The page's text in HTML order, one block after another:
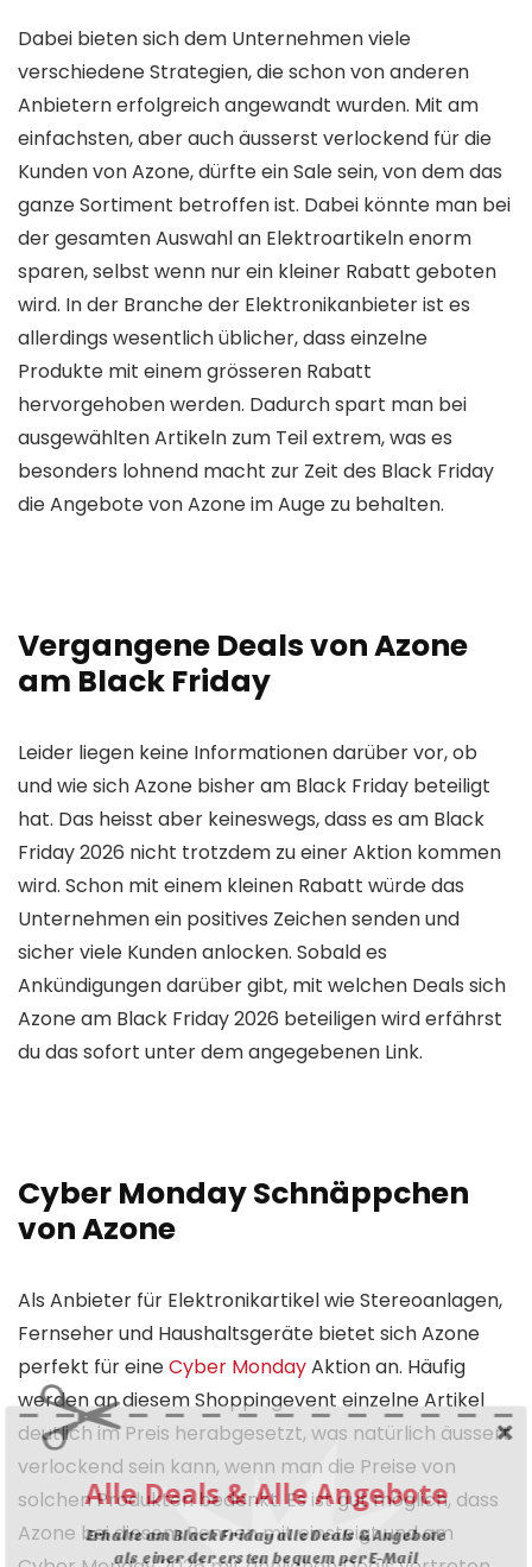
Dabei bieten sich dem Unternehmen viele
verschiedene Strategien, die schon von anderen
Anbietern erfolgreich angewandt wurden. Mit am
einfachsten, aber auch äusserst verlockend für die
Kunden von Azone, dürfte ein Sale sein, von dem das
ganze Sortiment betroffen ist. Dabei könnte man bei
der gesamten Auswahl an Elektroartikeln enorm
sparen, selbst wenn nur ein kleiner Rabatt geboten
wird. In der Branche der Elektronikanbieter ist es
allerdings wesentlich üblicher, dass einzelne
Produkte mit einem grösseren Rabatt
hervorgehoben werden. Dadurch spart man bei
ausgewählten Artikeln zum Teil extrem, was es
besonders lohnend macht zur Zeit des Black Friday
die Angebote von Azone im Auge zu behalten.
Vergangene Deals von Azone
am Black Friday
Leider liegen keine Informationen darüber vor, ob
und wie sich Azone bisher am Black Friday beteiligt
hat. Das heisst aber keineswegs, dass es am Black
Friday 2026 nicht trotzdem zu einer Aktion kommen
wird. Schon mit einem kleinen Rabatt würde das
Unternehmen ein positives Zeichen senden und
sicher viele Kunden anlocken. Sobald es
Ankündigungen darüber gibt, mit welchen Deals sich
Azone am Black Friday 2026 beteiligen wird erfährst
du das sofort unter dem angegebenen Link.
Cyber Monday Schnäppchen
von Azone
Als Anbieter für Elektronikartikel wie Stereoanlagen,
Fernseher und Haushaltsgeräte bietet sich Azone
perfekt für eineCyber MondayAktion an. Häufig
werden an diesem Shoppingevent einzelne Artikel
deutlich im Preis herabgesetzt, was natürlich äussert
verlockend sein kann, wenn man die Preise von
solchen Produkten bedenkt. Es ist gut möglich, dass
Azone bei diesem Rennen mit einsteigt und am
Alle Deals & Alle Angebote
Erhalte am Black Friday alle Deals & Angebote
als einer der ersten bequem per E-Mail